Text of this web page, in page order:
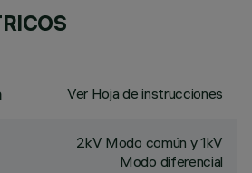
Ver Hoja de instrucciones
2kV Modo común y 1kV
Modo diferencial